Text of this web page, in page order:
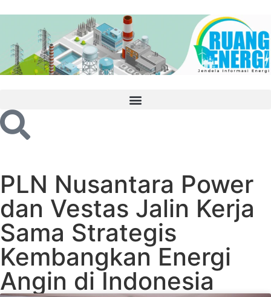
PLN Nusantara Power
dan Vestas Jalin Kerja
Sama Strategis
Kembangkan Energi
Angin di Indonesia